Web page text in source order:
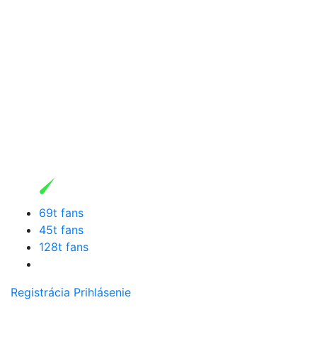
69t fans
45t fans
128t fans
Registrácia Prihlásenie